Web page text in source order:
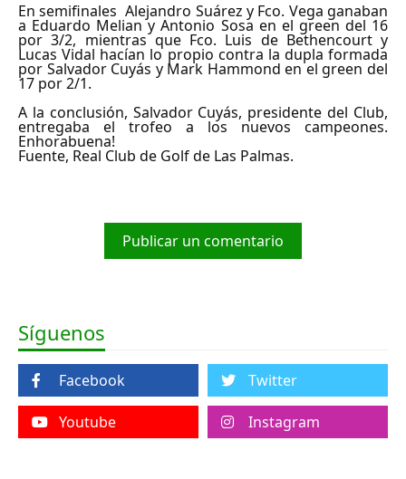
En semifinales Alejandro Suárez y Fco. Vega ganaban
a Eduardo Melian y Antonio Sosa en el green del 16
por 3/2, mientras que Fco. Luis de Bethencourt y
Lucas Vidal hacían lo propio contra la dupla formada
por Salvador Cuyás y Mark Hammond en el green del
17 por 2/1.
A la conclusión, Salvador Cuyás, presidente del Club,
entregaba el trofeo a los nuevos campeones.
Enhorabuena!
Fuente, Real Club de Golf de Las Palmas.
Publicar un comentario
Síguenos
Facebook Twitter
Youtube Instagram